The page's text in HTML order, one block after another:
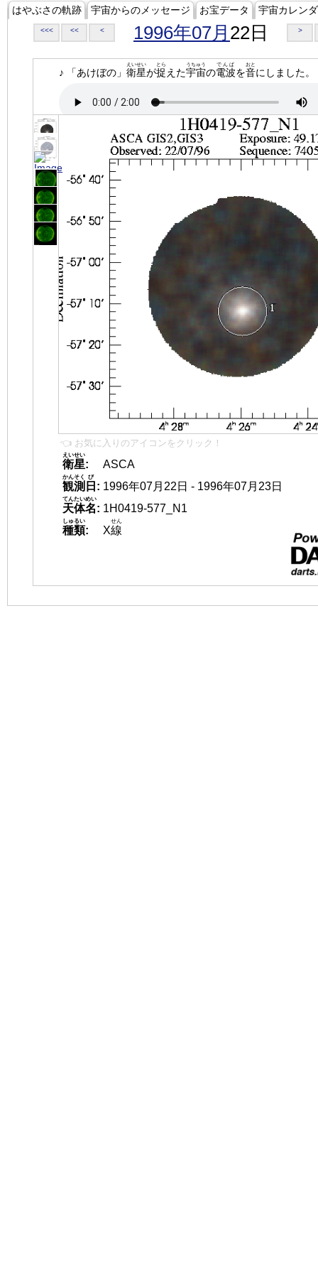
はやぶさの軌跡 宇宙からのメッセージ お宝データ 宇宙カレン
<<< << < 1996年07月 22日 >
♪ 「あけぼの」 衛星
えいせい
が捉
とら
えた宇宙
うちゅう
の電波
でんぱ
を音
おと
にしました。
👈 お気に入りのアイコンをクリック！
衛星
えいせい
:
ASCA
観測
かんそく
日
び
: 1996年07月22日 - 1996年07月23日
天体名
てんたいめい
: 1H0419-577_N1
種類
しゅるい
: X線
せん